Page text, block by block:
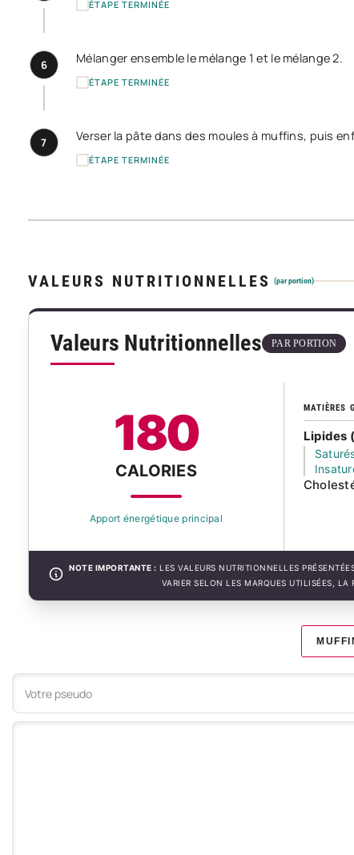
ÉTAPE TERMINÉE
6 Mélanger ensemble le mélange 1 et le mélange 2.
ÉTAPE TERMINÉE
7 Verser la pâte dans des moules à muffins, puis
ÉTAPE TERMINÉE
VALEURS NUTRITIONNELLES (par portion)
Valeurs Nutritionnelles PAR PORTION
180
CALORIES
Apport énergétique principal
MATIÈRES
Lipides
NOTE IMPORTANTE : LES VALEURS NUTRITIONNELLES
VARIER SELON LES MARQUES UTILISÉES, LA
Votre commentaire